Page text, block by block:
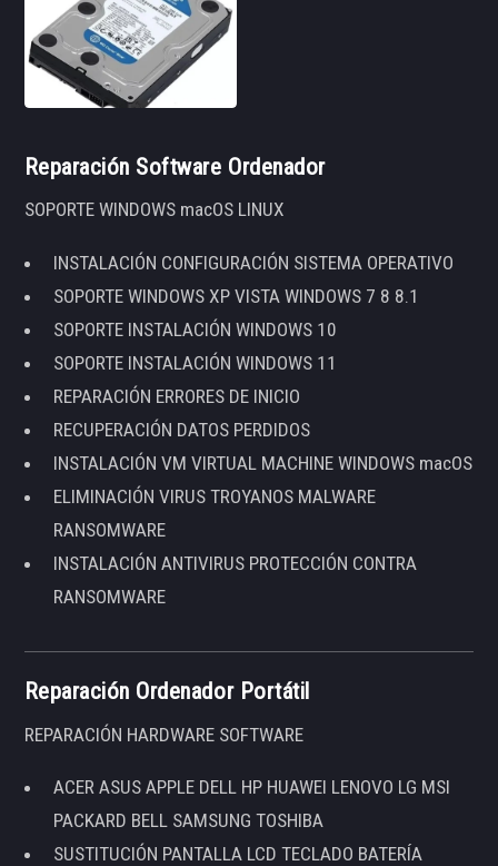
Reparación Software Ordenador
SOPORTE WINDOWS macOS LINUX
INSTALACIÓN CONFIGURACIÓN SISTEMA OPERATIVO
SOPORTE WINDOWS XP VISTA WINDOWS 7 8 8.1
SOPORTE INSTALACIÓN WINDOWS 10
SOPORTE INSTALACIÓN WINDOWS 11
REPARACIÓN ERRORES DE INICIO
RECUPERACIÓN DATOS PERDIDOS
INSTALACIÓN VM VIRTUAL MACHINE WINDOWS macOS
ELIMINACIÓN VIRUS TROYANOS MALWARE
RANSOMWARE
INSTALACIÓN ANTIVIRUS PROTECCIÓN CONTRA
RANSOMWARE
Reparación Ordenador Portátil
REPARACIÓN HARDWARE SOFTWARE
ACER ASUS APPLE DELL HP HUAWEI LENOVO LG MSI
PACKARD BELL SAMSUNG TOSHIBA
SUSTITUCIÓN PANTALLA LCD TECLADO BATERÍA